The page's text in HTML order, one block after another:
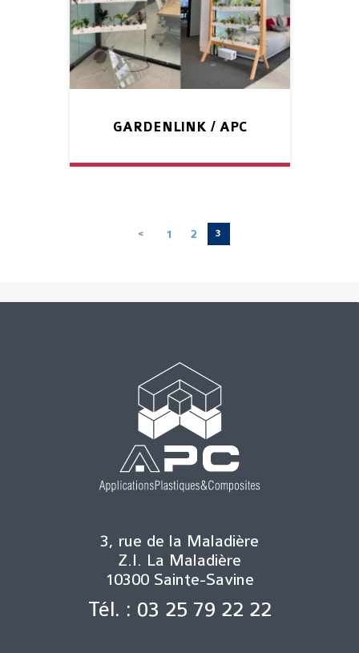
GARDENLINK / APC
< 1 2 3
3, rue de la Maladière
Z.I. La Maladière
10300 Sainte-Savine
Tél. : 03 25 79 22 22